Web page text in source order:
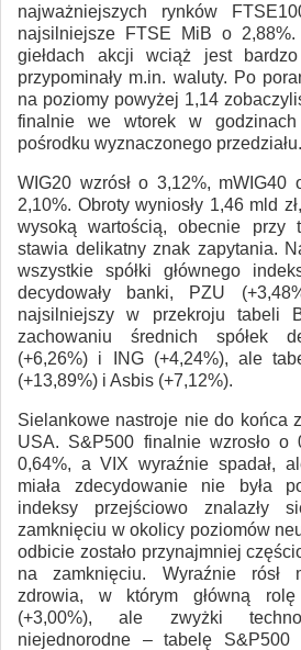
najważniejszych rynków
najsilniejsze FTSE MiB o
giełdach akcji wciąż jest
przypominały m.in. waluty. Po
na poziomy powyżej 1,14
finalnie we wtorek w godzinach
pośrodku wyznaczonego przedziału.
WIG20 wzrósł o 3,12%,
2,10%. Obroty wyniosły 1,46 mld
wysoką wartością, obecnie przy
stawia delikatny znak zapytania.
wszystkie spółki głównego
decydowały banki, PZU
najsilniejszy w przekroju tabeli
zachowaniu średnich spółek
(+6,26%) i ING (+4,24%), ale
(+13,89%) i Asbis (+7,12%).
Sielankowe nastroje nie do końca
USA. S&P500 finalnie wzrosło
0,64%, a VIX wyraźnie spadał,
miała zdecydowanie nie była
indeksy przejściowo znalazły
zamknięciu w okolicy poziomów
odbicie zostało przynajmniej
na zamknięciu. Wyraźnie rósł
zdrowia, w którym główną
(+3,00%), ale zwyżki
niejednorodne – tabelę S&P500